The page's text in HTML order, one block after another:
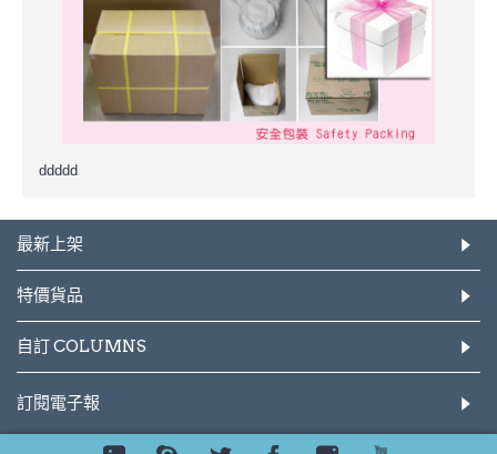
ddddd
最新上架
特價貨品
自訂 COLUMNS
訂閱電子報